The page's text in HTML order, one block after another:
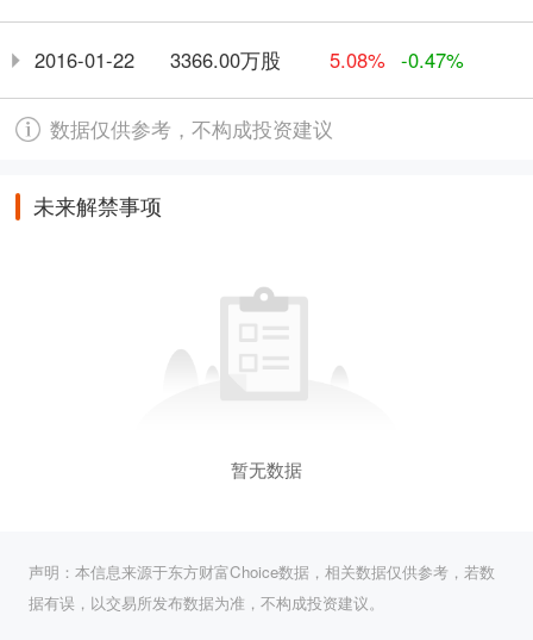
2016-01-22 3366.00万股 5.08% -0.47%
数据仅供参考，不构成投资建议
未来解禁事项
暂无数据
声明：本信息来源于东方财富Choice数据，相关数据仅供参考，若数
据有误，以交易所发布数据为准，不构成投资建议。